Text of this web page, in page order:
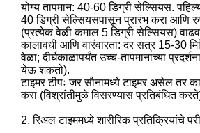
योग्य तापमान: 40-60 डिग्री सेल्सियस.
40 डिग्री सेल्सियसपासून प्रारंभ करा आणि
(प्रत्येक वेळी कमाल 5 डिग्री सेल्सियस)
कालावधी आणि वारंवारता: दर सत्र 15-30
वेळा; दीर्घकाळापर्यंत उच्च-तापमानाच्या
येऊ शकतो).
टाइमर टीपः जर सौनामध्ये टाइमर असेल तर
करा (विश्रांतीमुळे विसरण्यास प्रतिबंधित
2. रिअल टाइममध्ये शारीरिक प्रतिक्रियांचे